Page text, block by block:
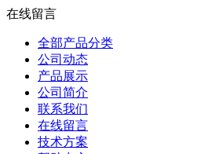
在线留言
全部产品分类
公司动态
产品展示
公司简介
联系我们
在线留言
技术方案